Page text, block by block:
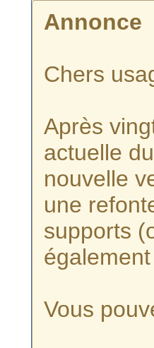
Annonce
Chers
Après
actuelle
nouvelle
une
supports
Vous